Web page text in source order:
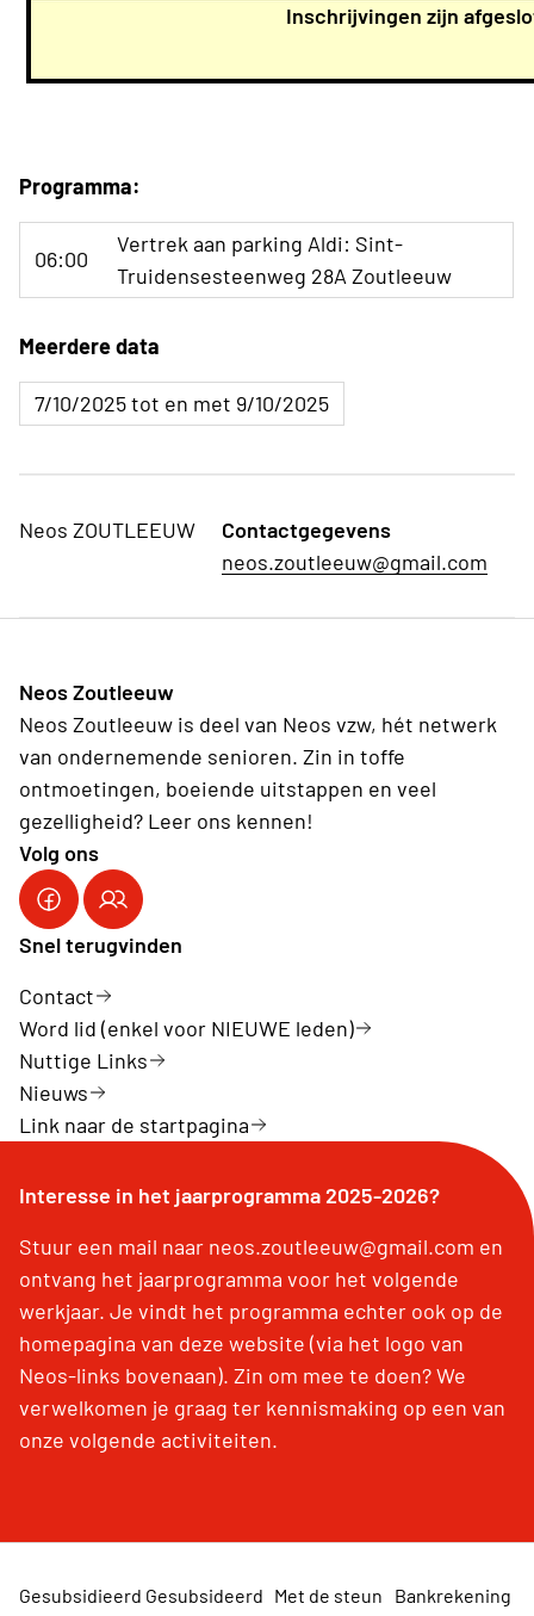
Inschrijvingen zijn
Programma:
06:00
Vertrek aan parking Aldi: Sint-
Truidensesteenweg 28A Zoutleeuw
Meerdere data
7/10/2025 tot en met 9/10/2025
Neos ZOUTLEEUW
Contactgegevens
neos.zoutleeuw@gmail.com
Neos Zoutleeuw
Neos Zoutleeuw is deel van Neos vzw, hét netwerk
van ondernemende senioren. Zin in toffe
ontmoetingen, boeiende uitstappen en veel
gezelligheid? Leer ons kennen!
Volg ons
Snel terugvinden
Contact
Word lid (enkel voor NIEUWE leden)
Nuttige Links
Nieuws
Link naar de startpagina
Interesse in het jaarprogramma 2025-2026?
Stuur een mail naar neos.zoutleeuw@gmail.com en
ontvang het jaarprogramma voor het volgende
werkjaar. Je vindt het programma echter ook op de
homepagina van deze website (via het logo van
Neos-links bovenaan). Zin om mee te doen? We
verwelkomen je graag ter kennismaking op een van
onze volgende activiteiten.
Gesubsidieerd Gesubsideerd Met de steun
Bankrekening